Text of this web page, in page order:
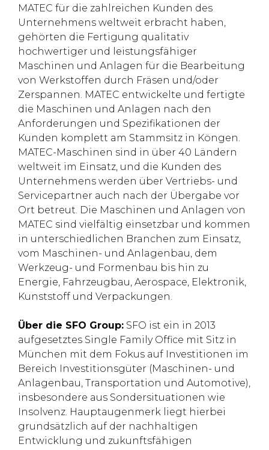
MATEC für die zahlreichen Kunden des
Unternehmens weltweit erbracht haben,
gehörten die Fertigung qualitativ
hochwertiger und leistungsfähiger
Maschinen und Anlagen für die Bearbeitung
von Werkstoffen durch Fräsen und/oder
Zerspannen. MATEC entwickelte und fertigte
die Maschinen und Anlagen nach den
Anforderungen und Spezifikationen der
Kunden komplett am Stammsitz in Köngen.
MATEC-Maschinen sind in über 40 Ländern
weltweit im Einsatz, und die Kunden des
Unternehmens werden über Vertriebs- und
Servicepartner auch nach der Übergabe vor
Ort betreut. Die Maschinen und Anlagen von
MATEC sind vielfältig einsetzbar und kommen
in unterschiedlichen Branchen zum Einsatz,
vom Maschinen- und Anlagenbau, dem
Werkzeug- und Formenbau bis hin zu
Energie, Fahrzeugbau, Aerospace, Elektronik,
Kunststoff und Verpackungen.
Über die SFO Group: SFO ist ein in 2013
aufgesetztes Single Family Office mit Sitz in
München mit dem Fokus auf Investitionen im
Bereich Investitionsgüter (Maschinen- und
Anlagenbau, Transportation und Automotive),
insbesondere aus Sondersituationen wie
Insolvenz. Hauptaugenmerk liegt hierbei
grundsätzlich auf der nachhaltigen
Entwicklung und zukunftsfähigen